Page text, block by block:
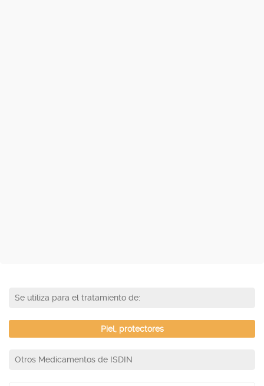
Se utiliza para el tratamiento de:
Piel, protectores
Otros Medicamentos de ISDIN